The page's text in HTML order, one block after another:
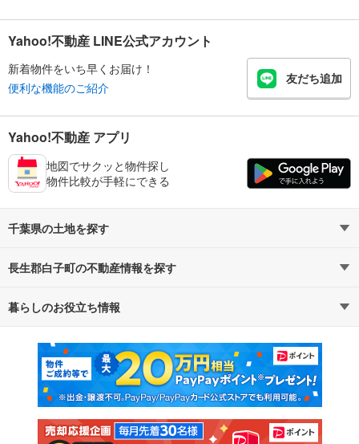
Yahoo!不動産 LINE公式アカウント
新着物件をいち早くお届け！
便利な機能のご紹介
友だち追加
Yahoo!不動産 アプリ
地図でサクッと物件探し
物件比較が手軽にできる
千葉県の土地を探す
路線・駅から探す
通勤・通学時間から探す
長生郡白子町の不動産情報を探す
不動産・住宅
新築マンション 中古マンション
新築一戸建て 中古一戸建て
注文住宅 土地
暮らしのお役立ち情報
マンションカタログ 教えて！住まいの先生